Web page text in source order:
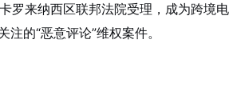
罗来纳西区联邦法院受理，成为跨境电
的“恶意评论”维权案件。